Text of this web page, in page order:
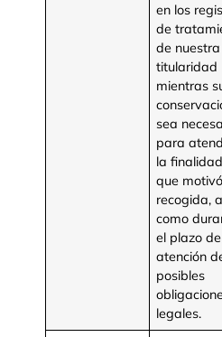
en los
de
de nuestra
titularidad
mientras
sea
para
la finalidad
que
recogida,
como
el plazo de
atención
posibles
legales.